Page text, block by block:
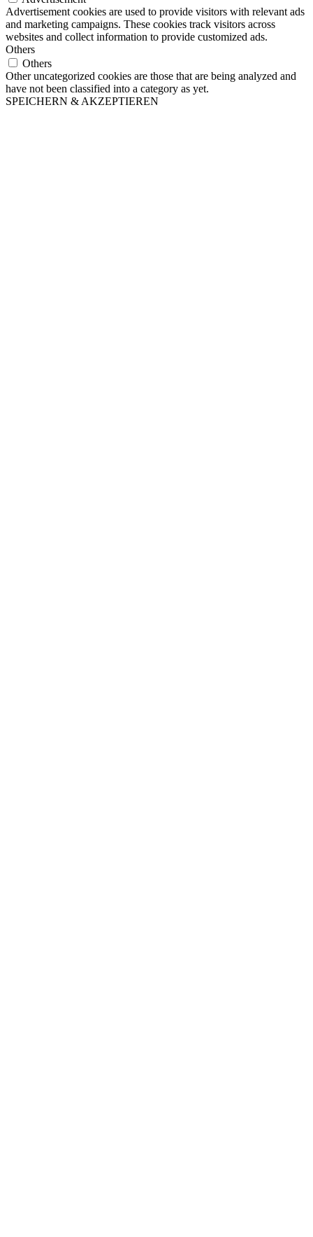
Advertisement cookies are used to provide visitors with relevant ads
and marketing campaigns. These cookies track visitors across
websites and collect information to provide customized ads.
Others
Others
Other uncategorized cookies are those that are being analyzed and
have not been classified into a category as yet.
SPEICHERN & AKZEPTIEREN